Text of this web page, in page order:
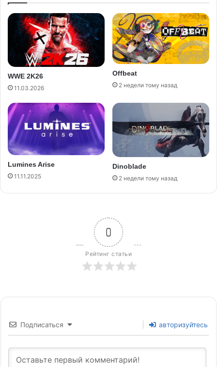
WWE 2K26
11.03.2026
Offbeat
2 недели тому назад
Lumines Arise
11.11.2025
Dinoblade
2 недели тому назад
0
Рейтинг статьи
Подписаться авторизуйтесь